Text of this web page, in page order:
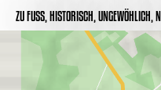
ZU FUSS,HISTORISCH,UNGEWÖHLICH,